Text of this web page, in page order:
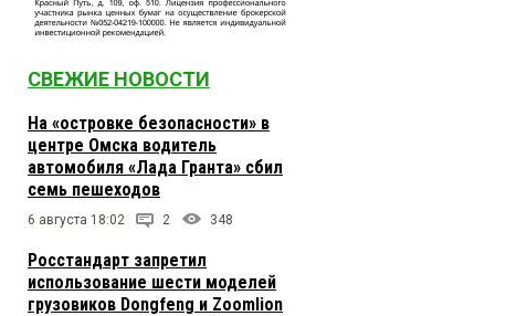
СВЕЖИЕ НОВОСТИ
На «островке безопасности» в
центре Омска водитель
автомобиля «Лада Гранта» сбил
семь пешеходов
6 августа 18:02 2 348
Росстандарт запретил
использование шести моделей
грузовиков Dongfeng и Zoomlion